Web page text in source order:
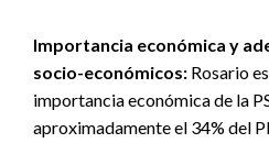
Importancia económica y
socio-económicos: Rosario
importancia económica de la
aproximadamente el 34% del